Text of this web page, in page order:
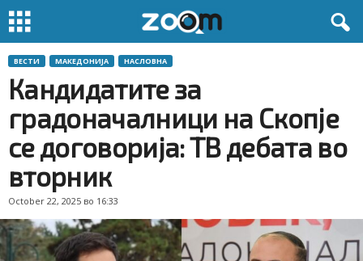
ВЕСТИ МАКЕДОНИЈА НАСЛОВНА
Кандидатите за
градоначалници на Скопје
се договорија: ТВ дебата во
вторник
October 22, 2025 во 16:33